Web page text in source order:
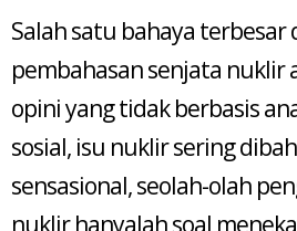
Salah satu bahaya terbesar
pembahasan senjata nuklir
opini yang tidak berbasis
sosial, isu nuklir sering
sensasional, seolah-olah
nuklir hanyalah soal